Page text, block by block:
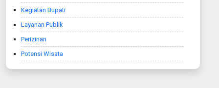
Kegiatan Bupati
Layanan Publik
Perizinan
Potensi Wisata